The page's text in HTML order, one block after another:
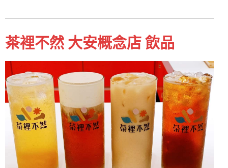
茶裡不然 大安概念店 飲品